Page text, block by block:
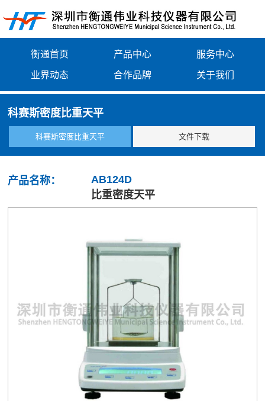
衡通首页 产品中心 服务中心
业界动态 合作品牌 关于我们
科赛斯密度比重天平
科赛斯密度比重天平 文件下载
产品名称：
AB124D
比重密度天平